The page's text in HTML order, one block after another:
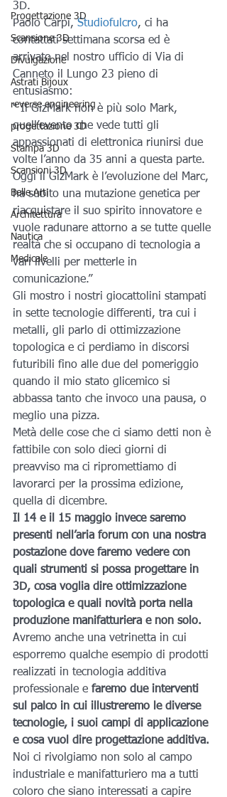
Progettazione 3D
Scansione 3D
Divulgazione
Astrati Bijoux
reverse engineering
progettazione 3D
Stampa 3D
Scansioni 3D
Belle Arti
Architettura
Nautica
Medicale
3D.
Paolo Carpi, Studiofulcro, ci ha
contattati settimana scorsa ed è
arrivato nel nostro ufficio di Via di
Canneto il Lungo 23 pieno di
entusiasmo:
“ Il GizMark non è più solo Mark,
quell’evento che vede tutti gli
appassionati di elettronica riunirsi due
volte l’anno da 35 anni a questa parte.
Oggi il GizMark è l’evoluzione del Marc,
ha subito una mutazione genetica per
riacquistare il suo spirito innovatore e
vuole radunare attorno a se tutte quelle
realtà che si occupano di tecnologia a
vari livelli per metterle in
comunicazione.”
Gli mostro i nostri giocattolini stampati
in sette tecnologie differenti, tra cui i
metalli, gli parlo di ottimizzazione
topologica e ci perdiamo in discorsi
futuribili fino alle due del pomeriggio
quando il mio stato glicemico si
abbassa tanto che invoco una pausa, o
meglio una pizza.
Metà delle cose che ci siamo detti non è
fattibile con solo dieci giorni di
preavviso ma ci ripromettiamo di
lavorarci per la prossima edizione,
quella di dicembre.
Il 14 e il 15 maggio invece saremo
presenti nell’aria forum con una nostra
postazione dove faremo vedere con
quali strumenti si possa progettare in
3D, cosa voglia dire ottimizzazione
topologica e quali novità porta nella
produzione manifatturiera e non solo.
Avremo anche una vetrinetta in cui
esporremo qualche esempio di prodotti
realizzati in tecnologia additiva
professionale e faremo due interventi
sul palco in cui illustreremo le diverse
tecnologie, i suoi campi di applicazione
e cosa vuol dire progettazione additiva.
Noi ci rivolgiamo non solo al campo
industriale e manifatturiero ma a tutti
coloro che siano interessati a capire